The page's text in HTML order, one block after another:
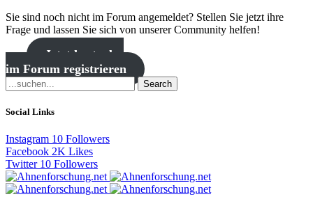
Sie sind noch nicht im Forum angemeldet? Stellen Sie jetzt ihre
Frage und lassen Sie sich von unserer Community helfen!
Jetzt kostenlos
im Forum registrieren
Search
Social Links
Instagram 10 Followers
Facebook 2K Likes
Twitter 10 Followers